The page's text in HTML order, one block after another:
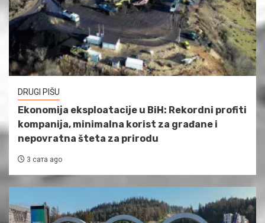
DRUGI PIŠU
Ekonomija eksploatacije u BiH: Rekordni profiti
kompanija, minimalna korist za građane i
nepovratna šteta za prirodu
3 сата ago